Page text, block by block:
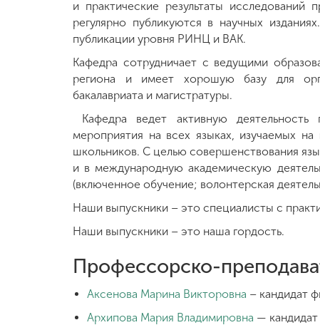
и практические результаты
регулярно публикуются в научных
публикации уровня РИНЦ и ВАК.
Кафедра сотрудничает с ведущими
региона и имеет хорошую базу для
бакалавриата и магистратуры.
Кафедра ведет активную
мероприятия на всех языках, изучаемых
школьников. С целью совершенствования
и в международную академическую
(включенное обучение; волонтерская
Наши выпускники – это специалисты с
Наши выпускники – это наша гордость.
Профессорско-
Аксенова Марина Викторовна – кандидат
Архипова Мария Владимировна — кандидат